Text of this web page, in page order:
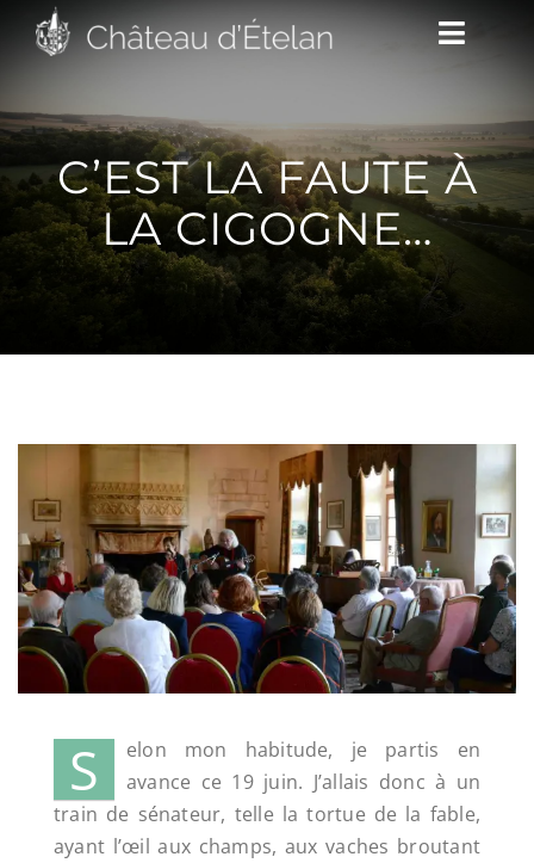
Passer
Toggle
DÉCOUVRIR
VENIR
NOUS SUIVRE
CONTACT/ACCÈS
C’EST LA FAUTE À
LA CIGOGNE…
S
elon mon habitude, je partis en
avance ce 19 juin. J’allais donc à un
train de sénateur, telle la tortue de la fable,
ayant l’œil aux champs, aux vaches broutant